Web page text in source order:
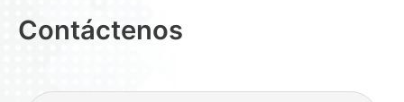
Contáctenos